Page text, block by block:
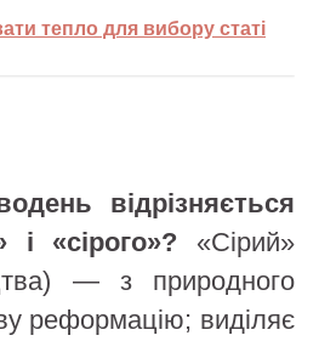
тепло для вибору статі
відрізняється
і «сірого»? «Сірий»
— з природного
реформацію; виділяє